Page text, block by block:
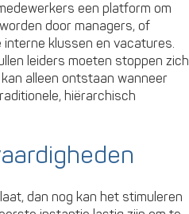
een platform om
door managers, of
klussen en vacatures.
leiders moeten stoppen zich
alleen ontstaan wanneer
hiërarchisch
dan nog kan het stimuleren